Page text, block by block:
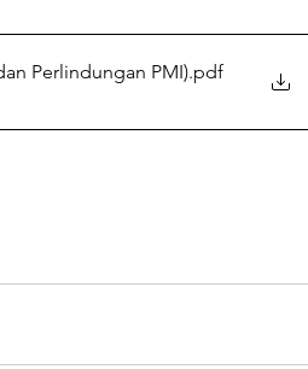
Perlindungan PMI).pdf